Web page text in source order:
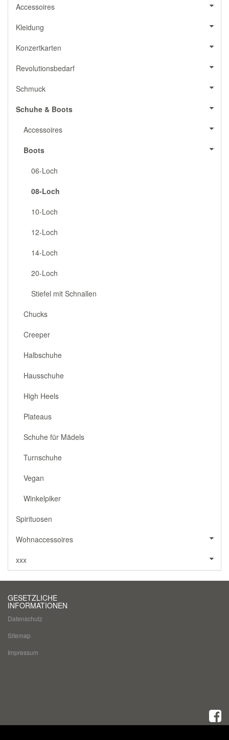
Accessoires
Kleidung
Konzertkarten
Revolutionsbedarf
Schmuck
Schuhe & Boots
Accessoires
Boots
06-Loch
08-Loch
10-Loch
12-Loch
14-Loch
20-Loch
Stiefel mit Schnallen
Chucks
Creeper
Halbschuhe
Hausschuhe
High Heels
Plateaus
Schuhe für Mädels
Turnschuhe
Vegan
Winkelpiker
Spirituosen
Wohnaccessoires
xxx
GESETZLICHE
INFORMATIONEN
Datenschutz
Sitemap
Impressum